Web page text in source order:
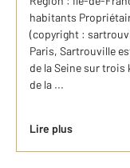
habitants
(copyright :
Paris, Sartrouville
de la Seine sur trois
de la ...
Lire plus